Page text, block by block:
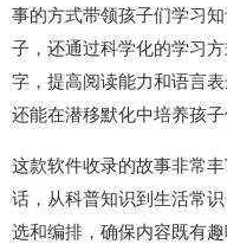
事的方式带领孩子们学习
子，还通过科学化的学习
字，提高阅读能力和语言
还能在潜移默化中培养孩子
这款软件收录的故事非常
话，从科普知识到生活常
选和编排，确保内容既有趣